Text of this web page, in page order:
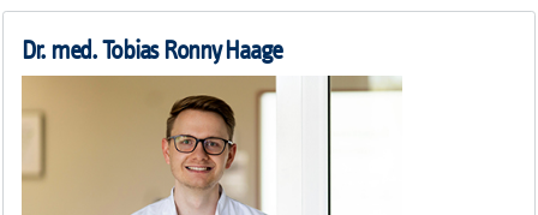
TEAM
FORSCHUNG
Dr. med. Tobias Ronny Haage